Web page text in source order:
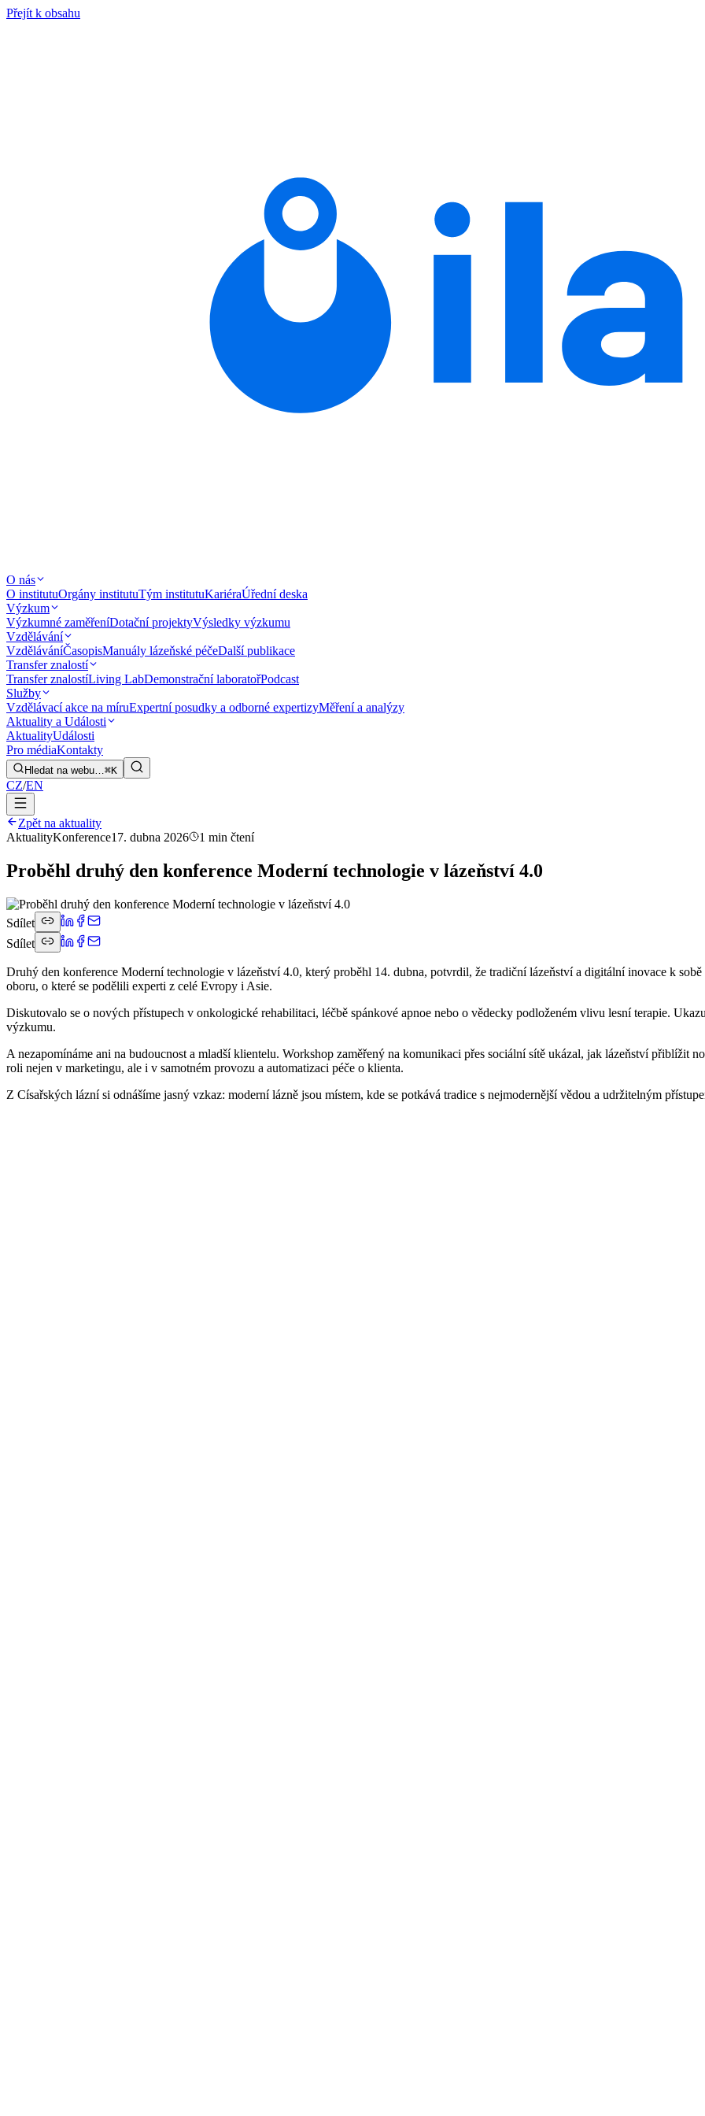
Přejít k obsahu
O nás
O institutuOrgány institutuTým institutuKariéraÚřední deska
Výzkum
Výzkumné zaměřeníDotační projektyVýsledky výzkumu
Vzdělávání
VzděláváníČasopisManuály lázeňské péčeDalší publikace
Transfer znalostí
Transfer znalostíLiving LabDemonstrační laboratořPodcast
Služby
Vzdělávací akce na míruExpertní posudky a odborné expertizyMěření a analýzy
Aktuality a Události
AktualityUdálosti
Pro médiaKontakty
Hledat na webu…⌘K
CZ/EN
Zpět na aktuality
AktualityKonference17. dubna 2026 1 min čtení
Proběhl druhý den konference Moderní technologie v lázeňství 4.0
Sdílet
Sdílet
Druhý den konference Moderní technologie v lázeňství 4.0, který proběhl 14. dubna, potvrdil, že tradiční lázeňství a digitální inovace k
oboru, o které se podělili experti z celé Evropy i Asie.
Diskutovalo se o nových přístupech v onkologické rehabilitaci, léčbě spánkové apnoe nebo o vědecky podloženém vlivu lesní terapie.
výzkumu.
A nezapomínáme ani na budoucnost a mladší klientelu. Workshop zaměřený na komunikaci přes sociální sítě ukázal, jak lázeňství přiblížit
roli nejen v marketingu, ale i v samotném provozu a automatizaci péče o klienta.
Z Císařských lázní si odnášíme jasný vzkaz: moderní lázně jsou místem, kde se potkává tradice s nejmodernější vědou a udržitelným